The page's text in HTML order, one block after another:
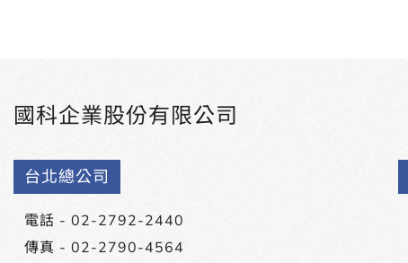
國科企業股份有限公司
台北總公司
電話 - 02-2792-2440
傳真 - 02-2790-4564